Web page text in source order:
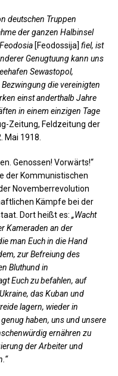
deutschen Truppen
der ganzen Halbinsel
[Feodossija] fiel, ist
Genugtuung kann uns
Sewastopol,
die vereinigten
einst anderthalb Jahre
in einem einzigen Tage
Zeitung, Feldzeitung der
Mai 1918.
Genossen! Vorwärts!“
der Kommunistischen
Novemberrevolution
Kämpfe bei der
Dort heißt es: „Wacht
Kameraden an der
man Euch in die Hand
zur Befreiung des
Bluthund in
Euch zu befahlen, auf
das Kuban und
lagern, wieder in
haben, uns und unsere
ernähren zu
der Arbeiter und